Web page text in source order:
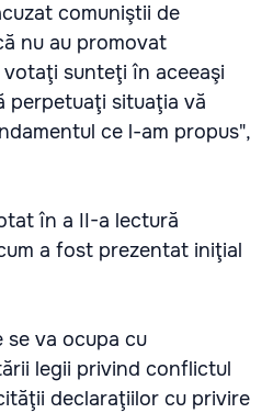
comuniştii de
nu au promovat
sunteţi în aceeaşi
perpetuaţi situaţia vă
ce l-am propus",
în a II-a lectură
a fost prezentat iniţial
va ocupa cu
legii privind conflictul
declaraţiilor cu privire